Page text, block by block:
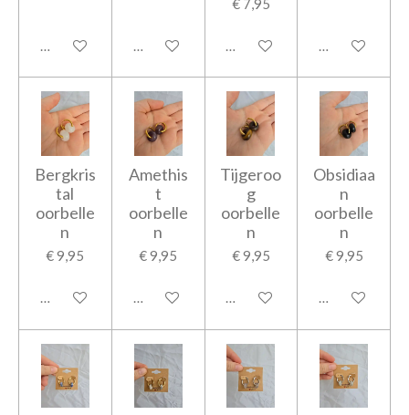
In winkelwagen In winkelwagen
€ 7,95
In winkelwagen In
Bergkris
tal
oorbelle
n
€ 9,95
In winkelwagen
Amethis
t
oorbelle
n
€ 9,95
In winkelwagen
Tijgeroo
g
oorbelle
n
€ 9,95
In winkelwagen
Obsidiaa
n
oorbelle
n
€ 9,95
In